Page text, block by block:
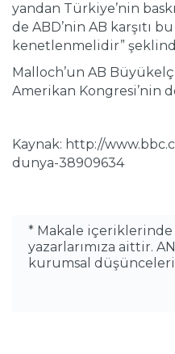
yandan Türkiye’nin
de ABD’nin AB karşıtı
kenetlenmelidir”
Malloch’un AB
Amerikan Kongresi’nin
Kaynak: http://
dunya-38909634
* Makale
yazarlarımıza aittir.
kurumsal